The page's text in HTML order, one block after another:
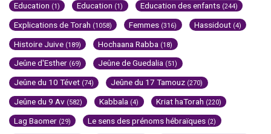
Education (1) Education (1) Education des enfants (244)
Explications de Torah (1058) Femmes (316) Hassidout (4)
Histoire Juive (189) Hochaana Rabba (18)
Jeûne d'Esther (69) Jeûne de Guedalia (51)
Jeûne du 10 Tévet (74) Jeûne du 17 Tamouz (270)
Jeûne du 9 Av (582) Kabbala (4) Kriat haTorah (220)
Lag Baomer (29) Le sens des prénoms hébraïques (2)